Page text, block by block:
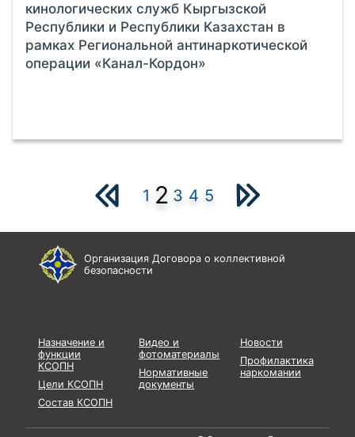
кинологических служб Кыргызской
Республики и Республики Казахстан в
рамках Региональной антинаркотической
операции «Канал-Кордон»
1 2 3 4 5
Организация Договора о коллективной
безопасности
Назначение и
функции
КСОПН
Цели КСОПН
Состав КСОПН
Видео и
фотоматериалы
Нормативные
документы
Новости
Профилактика
наркомании